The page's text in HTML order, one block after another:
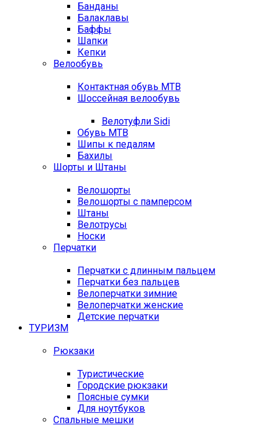
Банданы
Балаклавы
Баффы
Шапки
Кепки
Велообувь
Контактная обувь MTB
Шоссейная велообувь
Велотуфли Sidi
Обувь MTB
Шипы к педалям
Бахилы
Шорты и Штаны
Велошорты
Велошорты с памперсом
Штаны
Велотрусы
Носки
Перчатки
Перчатки с длинным пальцем
Перчатки без пальцев
Велоперчатки зимние
Велоперчатки женские
Детские перчатки
ТУРИЗМ
Рюкзаки
Туристические
Городские рюкзаки
Поясные сумки
Для ноутбуков
Спальные мешки